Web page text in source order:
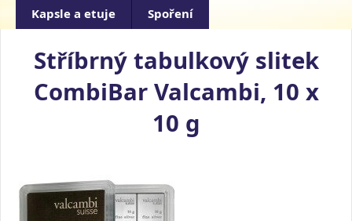
Kapsle a etuje Spoření
Stříbrný tabulkový slitek
CombiBar Valcambi, 10 x
10 g